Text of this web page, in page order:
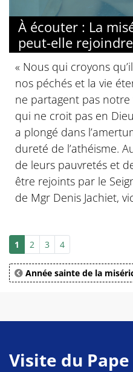
À écouter : La
peut-elle
« Nous qui croyons
nos péchés et la vie
ne partagent pas notre
qui ne croit pas en
a plongé dans
dureté de l’athéisme.
de leurs pauvretés et
être rejoints par le
de Mgr Denis Jachiet,
1 2 3 4
Année sainte de la
Visite du Pape